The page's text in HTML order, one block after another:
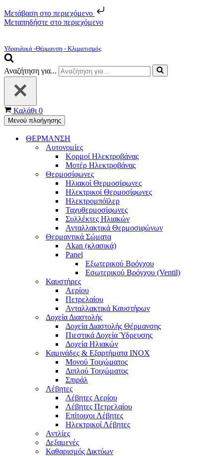
Μετάβαση στο περιεχόμενο
Μεταπηδήστε στο περιεχόμενο
Υδραυλικά -Θέρμανση - Κλιματισμός
Αναζήτηση για...
Καλάθι 0
Μενού πλοήγησης
ΘΕΡΜΑΝΣΗ
Αυτονομίες
Κορμοί Ηλεκτροβάνας
Μοτέρ Ηλεκτροβάνας
Θερμοσίφωνες
Ηλιακοί Θερμοσίφωνες
Ηλεκτρικοί Θερμοσίφωνες
Ηλεκτρομπόϊλερ
Ταχυθερμοσίφωνες
Συλλέκτες Ηλιακών
Ανταλλακτικά Θερμοσιφώνων
Θερμαντικά Σώματα
Akan (κλασικά)
Panel
Εξωτερικού Βρόγχου
Εσωτερικού Βρόγχου (Ventil)
Καυστήρες
Αερίου
Πετρελαίου
Ανταλλακτικά Καυστήρων
Δοχεία Διαστολής
Δοχεία Διαστολής Θέρμανσης
Πιεστικά Δοχεία Ύδρευσης
Δοχεία Ηλιακών
Καμινάδες & Εξαρτήματα ΙΝΟΧ
Μονού Τοιχώματος
Διπλού Τοιχώματος
Σπιράλ
Λέβητες
Λέβητες Αερίου
Λέβητες Πετρελαίου
Επίτοιχοι Λέβητες
Ηλεκτρικοί Λέβητες
Αντλίες
Δεξαμενές
Καθαρισμός Δικτύων